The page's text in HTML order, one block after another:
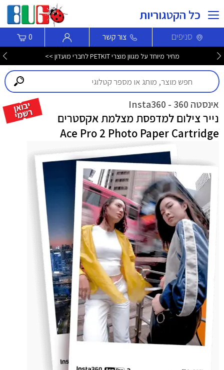
כל הקטגוריות
סניפים צור קשר 0
מחיר מיוחד על מגוון מוצרי PETKIT לחברי מועדון >>
אינסטה 360 - Insta360
נייר צילום למדפסת מצלמת אקסטרים
Ace Pro 2 Photo Paper Cartridge